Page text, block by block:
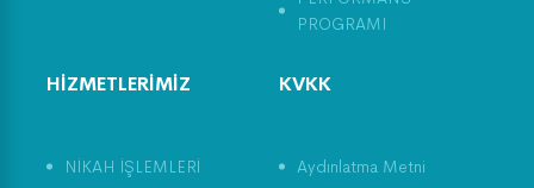
PROGRAMI
HİZMETLERİMİZ
NİKAH İŞLEMLERİ
KVKK
Aydınlatma Metni